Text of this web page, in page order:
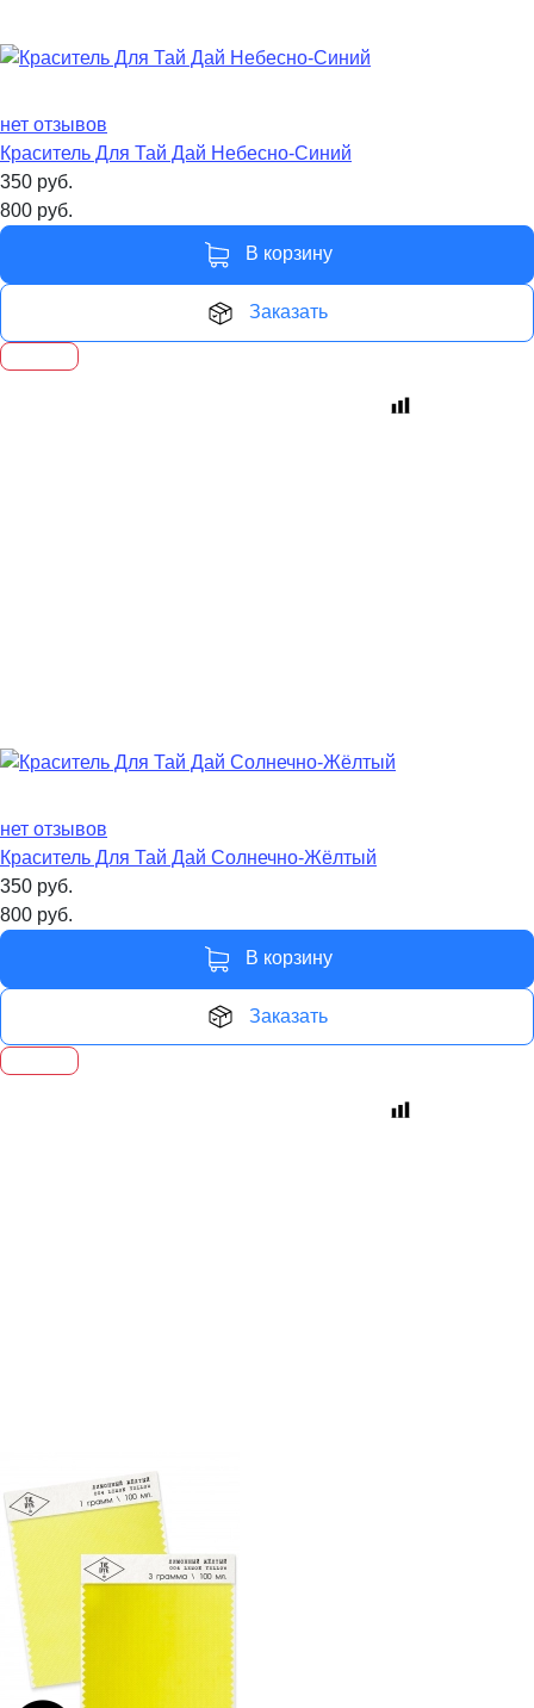
нет отзывов
Краситель Для Тай Дай Небесно-Синий
350 руб.
800 руб.
В корзину
Заказать
нет отзывов
Краситель Для Тай Дай Солнечно-Жёлтый
350 руб.
800 руб.
В корзину
Заказать